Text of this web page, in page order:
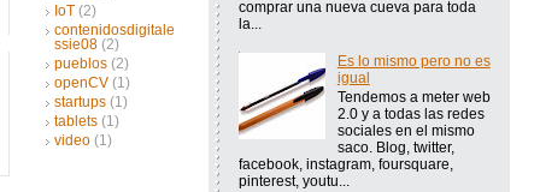
IoT (2)
contenidosdigitale
ssie08 (2)
pueblos (2)
openCV (1)
startups (1)
tablets (1)
video (1)
comprar una nueva cueva para toda
la...
Es lo mismo pero no es
igual
Tendemos a meter web
2.0 y a todas las redes
sociales en el mismo
saco. Blog, twitter,
facebook, instagram, foursquare,
pinterest, youtu...